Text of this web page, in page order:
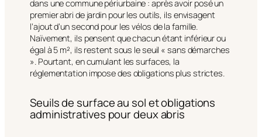
dans une commune périurbaine : après avoir posé un
premier abri de jardin pour les outils, ils envisagent
l’ajout d’un second pour les vélos de la famille.
Naïvement, ils pensent que chacun étant inférieur ou
égal à 5 m², ils restent sous le seuil « sans démarches
». Pourtant, en cumulant les surfaces, la
réglementation impose des obligations plus strictes.
Seuils de surface au sol et obligations
administratives pour deux abris